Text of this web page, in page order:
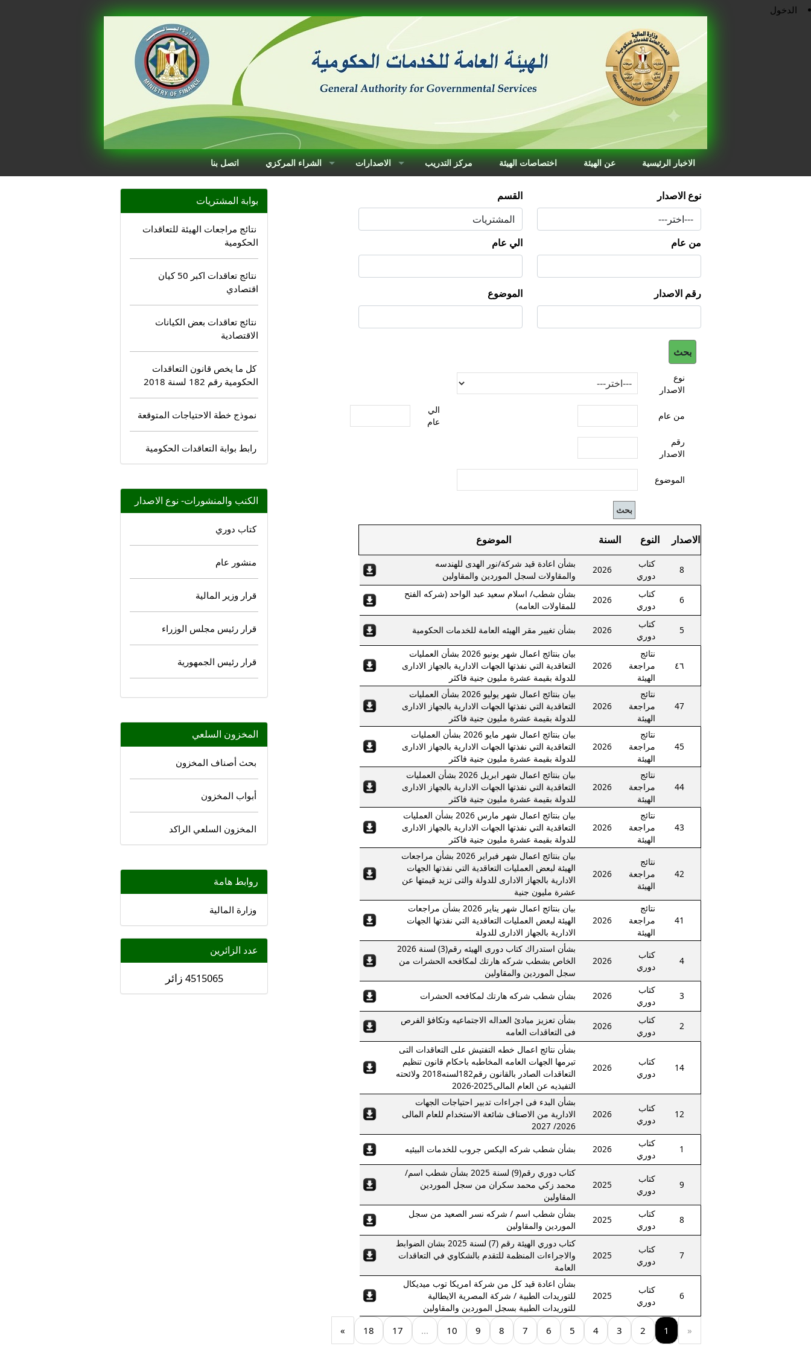
الدخول
الاخبار الرئيسية عن الهيئة اختصاصات الهيئة مركز التدريب الاصدارات الشراء المركزي اتصل بنا
نوع الاصدار القسم
من عام الي عام
رقم الاصدار الموضوع
نوع
الاصدار
من عام
الي
عام
رقم
الاصدار
الموضوع
الاصدار النوع السنة الموضوع
8
كتاب
دوري
2026
بشأن اعادة قيد شركة/نور الهدى للهندسه
والمقاولات لسجل الموردين والمقاولين
6
كتاب
دوري
2026
بشأن شطب/ اسلام سعيد عبد الواحد (شركه الفتح
للمقاولات العامه)
5
كتاب
دوري
2026 بشأن تغيير مقر الهيئه العامة للخدمات الحكومية
٤٦
نتائج
مراجعة
الهيئة
2026
بيان بنتائج اعمال شهر يونيو 2026 بشأن العمليات
التعاقدية التي نفذتها الجهات الادارية بالجهاز الادارى
للدولة بقيمة عشرة مليون جنية فاكثر
47
نتائج
مراجعة
الهيئة
2026
بيان بنتائج اعمال شهر يوليو 2026 بشأن العمليات
التعاقدية التي نفذتها الجهات الادارية بالجهاز الادارى
للدولة بقيمة عشرة مليون جنية فاكثر
45
نتائج
مراجعة
الهيئة
2026
بيان بنتائج اعمال شهر مايو 2026 بشأن العمليات
التعاقدية التي نفذتها الجهات الادارية بالجهاز الادارى
للدولة بقيمة عشرة مليون جنية فاكثر
44
نتائج
مراجعة
الهيئة
2026
بيان بنتائج اعمال شهر ابريل 2026 بشأن العمليات
التعاقدية التي نفذتها الجهات الادارية بالجهاز الادارى
للدولة بقيمة عشرة مليون جنية فاكثر
43
نتائج
مراجعة
الهيئة
2026
بيان بنتائج اعمال شهر مارس 2026 بشأن العمليات
التعاقدية التي نفذتها الجهات الادارية بالجهاز الادارى
للدولة بقيمة عشرة مليون جنية فاكثر
42
نتائج
مراجعة
الهيئة
2026
بيان بنتائج اعمال شهر فبراير 2026 بشأن مراجعات
الهيئة لبعض العمليات التعاقدية التي نفذتها الجهات
الادارية بالجهاز الادارى للدولة والتى تزيد قيمتها عن
عشرة مليون جنية
41
نتائج
مراجعة
الهيئة
2026
بيان بنتائج اعمال شهر يناير 2026 بشأن مراجعات
الهيئة لبعض العمليات التعاقدية التي نفذتها الجهات
الادارية بالجهاز الادارى للدولة
4
كتاب
دوري
2026
بشأن استدراك كتاب دورى الهيئه رقم(3) لسنة 2026
الخاص بشطب شركه هارتك لمكافحه الحشرات من
سجل الموردين والمقاولين
3
كتاب
دوري
2026 بشأن شطب شركه هارتك لمكافحه الحشرات
2
كتاب
دوري
2026
بشأن تعزيز مبادئ العداله الاجتماعيه وتكافؤ الفرص
فى التعاقدات العامه
14
كتاب
دوري
2026
بشأن نتائج اعمال خطه التفتيش على التعاقدات التى
تبرمها الجهات العامه المخاطبه باحكام قانون تنظيم
التعاقدات الصادر بالقانون رقم182لسنه2018 ولائحته
التفيذيه عن العام المالى2025-2026
12
كتاب
دوري
2026
بشأن البدء فى اجراءات تدبير احتياجات الجهات
الادارية من الاصناف شائعة الاستخدام للعام المالى
2026/ 2027
1
كتاب
دوري
2026 بشأن شطب شركه اليكس جروب للخدمات البيئيه
9
كتاب
دوري
2025
كتاب دوري رقم(9) لسنة 2025 بشأن شطب اسم/
محمد زكي محمد سكران من سجل الموردين
المقاولين
8
كتاب
دوري
2025
بشأن شطب اسم / شركه نسر الصعيد من سجل
الموردين والمقاولين
7
كتاب
دوري
2025
كتاب دوري الهيئة رقم (7) لسنة 2025 بشان الضوابط
والاجراءات المنظمة للتقدم بالشكاوي في التعاقدات
العامة
6
كتاب
دوري
2025
بشأن اعادة قيد كل من شركة امريكا توب ميديكال
للتوريدات الطبية / شركة المصرية الايطالية
للتوريدات الطبية بسجل الموردين والمقاولين
«
1
2
3
4
5
6
7
8
9
10
...
17
18
»
بوابة المشتريات
نتائج مراجعات الهيئة للتعاقدات
الحكومية
نتائج تعاقدات اكبر 50 كيان
اقتصادي
نتائج تعاقدات بعض الكيانات
الاقتصادية
كل ما يخص قانون التعاقدات
الحكومية رقم 182 لسنة 2018
نموذج خطة الاحتياجات المتوقعة
رابط بوابة التعاقدات الحكومية
الكنب والمنشورات- نوع الاصدار
كتاب دوري
منشور عام
قرار وزير المالية
قرار رئيس مجلس الوزراء
قرار رئيس الجمهورية
المخزون السلعي
بحث أصناف المخزون
أبواب المخزون
المخزون السلعي الراكد
روابط هامة
وزارة المالية
عدد الزائرين
4515065 زائر